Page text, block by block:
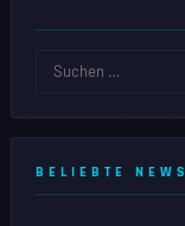
BELIEBTE NEWS